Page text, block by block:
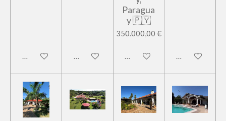
In den WarenkorbIn den Warenkorb
Paragua
y 🇵🇾
350.000,00 €
In den WarenkorbIn den